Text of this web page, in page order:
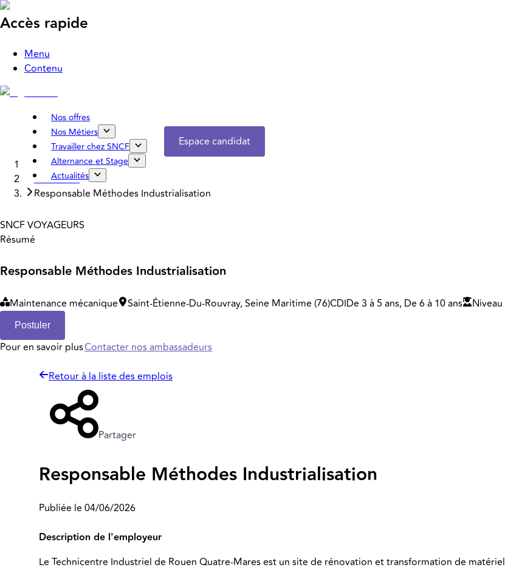
Accès rapide
Menu
Contenu
Nos offres
Nos Métiers
Travailler chez SNCF
Alternance et Stage
Actualités
Espace candidat
Accueil
Nos offres
Responsable Méthodes Industrialisation
SNCF VOYAGEURS
Résumé
Responsable Méthodes Industrialisation
Maintenance mécanique Saint-Étienne-Du-Rouvray, Seine Maritime (76)CDIDe 3 à 5 ans, De 6 à 10 ans
Postuler
Pour en savoir plusContacter nos ambassadeurs
Retour à la liste des emplois
Partager
Responsable Méthodes Industrialisation
Publiée le 04/06/2026
Description de l'employeur
Le Technicentre Industriel de Rouen Quatre-Mares est un site de rénovation et transformation de